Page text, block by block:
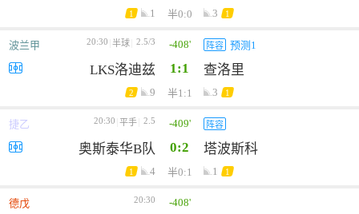
1 1 半0:0 3 1
波兰甲 20:30 半球 2.5/3 -408' 阵容 预测1
LKS洛迪兹 1:1 查洛里
2 9 半1:1 3 1
捷乙 20:30 平手 2.5 -409' 阵容
奥斯泰华B队 0:2 塔波斯科
1 4 半0:1 1 1
德戊 20:30 -408'